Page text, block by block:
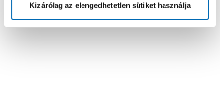
Kizárólag az elengedhetetlen sütiket használja